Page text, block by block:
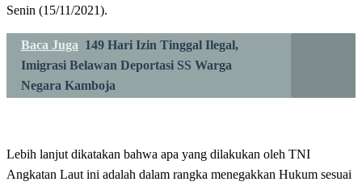
Senin (15/11/2021).
Baca Juga 149 Hari Izin Tinggal Ilegal,
Imigrasi Belawan Deportasi SS Warga
Negara Kamboja
Lebih lanjut dikatakan bahwa apa yang dilakukan oleh TNI
Angkatan Laut ini adalah dalam rangka menegakkan Hukum sesuai